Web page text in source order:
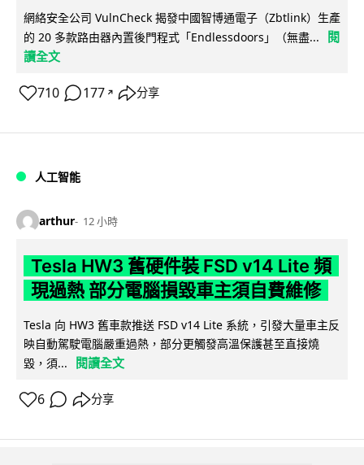
網絡安全公司 VulnCheck 揭發中國智博通電子（Zbtlink）生產
的 20 多款路由器內置後門程式「Endlessdoors」（無盡...
閱
讀全文
710 177 ↗ 分享
人工智能
arthur 12 小時
Tesla HW3 舊硬件裝 FSD v14 Lite 頻
現過熱 部分電腦損毀車主須自費維修
Tesla 向 HW3 舊車款推送 FSD v14 Lite 系統，引發大量車主反
映自動駕駛電腦嚴重過熱，部分更觸發高溫保護甚至直接燒
毀，須...
閱讀全文
6 分享